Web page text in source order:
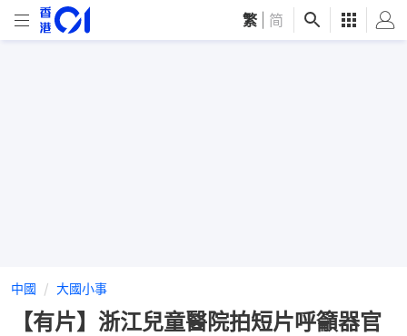
繁 简
中國 大國小事
【有片】浙江兒童醫院拍短片呼籲器官